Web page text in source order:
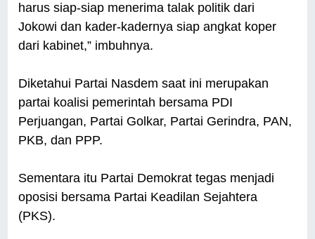
harus siap-siap menerima talak politik dari
Jokowi dan kader-kadernya siap angkat koper
dari kabinet,” imbuhnya.
Diketahui Partai Nasdem saat ini merupakan
partai koalisi pemerintah bersama PDI
Perjuangan, Partai Golkar, Partai Gerindra, PAN,
PKB, dan PPP.
Sementara itu Partai Demokrat tegas menjadi
oposisi bersama Partai Keadilan Sejahtera
(PKS).